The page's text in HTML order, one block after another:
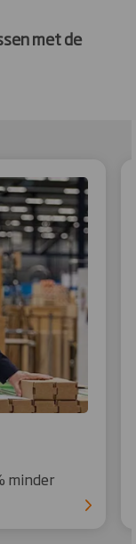
met de
minder